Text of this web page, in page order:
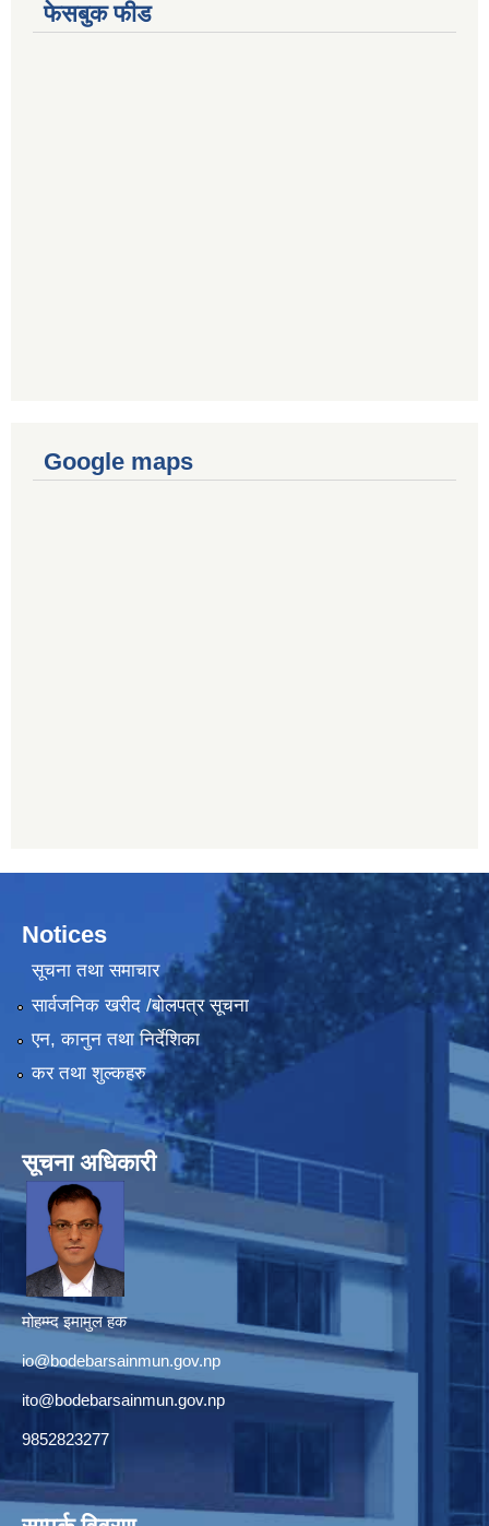
फेसबुक फीड
Google maps
Notices
सूचना तथा समाचार
सार्वजनिक खरीद /बोलपत्र सूचना
एन, कानुन तथा निर्देशिका
कर तथा शुल्कहरु
सूचना अधिकारी
मोहम्म्द इमामुल हक
io@bodebarsainmun.gov.np
ito@bodebarsainmun.gov.np
9852823277